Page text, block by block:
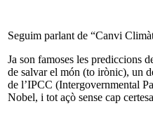
Seguim parlant de “Canvi
Ja son famoses les prediccions
de salvar el món (to irònic), un
de l’IPCC (Intergovernmental
Nobel, i tot açò sense cap